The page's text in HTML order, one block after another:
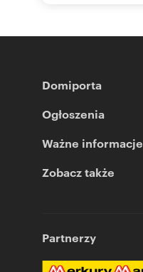
Domiporta
Ogłoszenia
Ważne informacje
Zobacz także
Partnerzy